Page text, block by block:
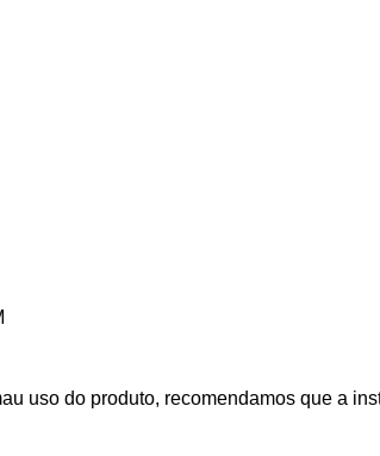
uso do produto, recomendamos que a